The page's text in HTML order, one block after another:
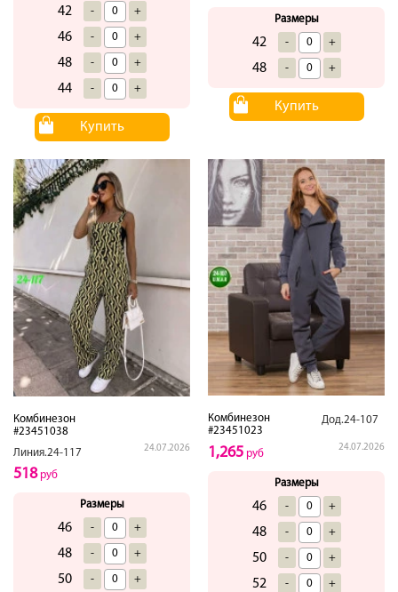
42 - +
46 - +
48 - +
44 - +
Купить
Размеры
42 - +
48 - +
Купить
Комбинезон
#23451038
Линия.24-117
24.07.2026
518руб
Размеры
46 - +
48 - +
50 - +
Комбинезон
#23451023
Дод.24-107
24.07.2026
1,265 руб
Размеры
46 - +
48 - +
50 - +
52 - +